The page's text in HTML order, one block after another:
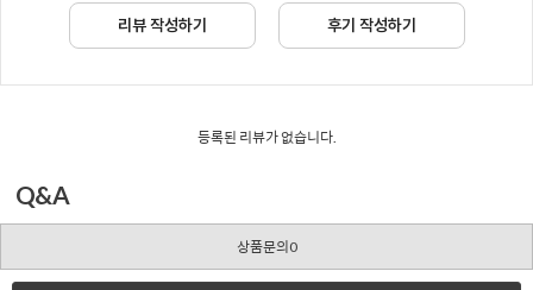
리뷰 작성하기 후기 작성하기
등록된 리뷰가 없습니다.
Q&A
상품문의0